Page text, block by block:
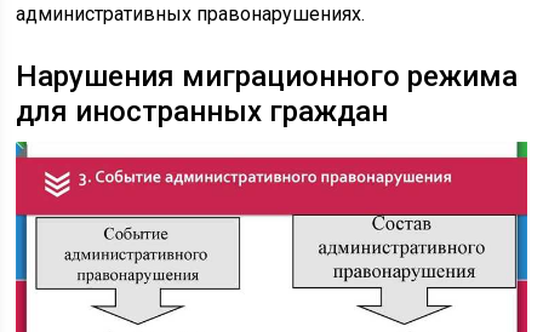
административных правонарушениях.
Нарушения миграционного режима
для иностранных граждан